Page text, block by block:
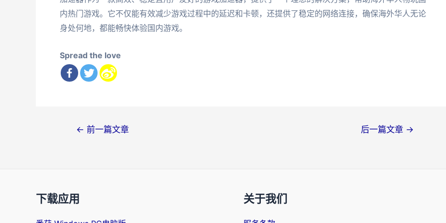
内热门游戏。它不仅能有效减少游戏过程中的延迟和卡顿，还提供了稳定的网络连接，确保海外华人无论
身处何地，都能畅快体验国内游戏。
Spread the love
← 前一篇文章 后一篇文章 →
下载应用 关于我们